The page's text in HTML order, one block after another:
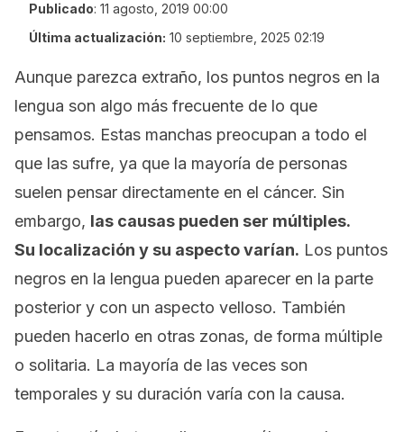
Publicado: 11 agosto, 2019 00:00
Última actualización: 10 septiembre, 2025 02:19
Aunque parezca extraño, los puntos negros en la
lengua son algo más frecuente de lo que
pensamos. Estas manchas preocupan a todo el
que las sufre, ya que la mayoría de personas
suelen pensar directamente en el cáncer. Sin
embargo, las causas pueden ser múltiples.
Su localización y su aspecto varían. Los puntos
negros en la lengua pueden aparecer en la parte
posterior y con un aspecto velloso. También
pueden hacerlo en otras zonas, de forma múltiple
o solitaria. La mayoría de las veces son
temporales y su duración varía con la causa.